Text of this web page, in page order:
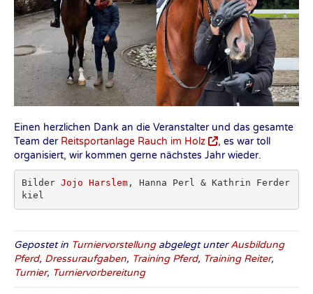
Einen herzlichen Dank an die Veranstalter und das gesamte
Team der Reitsportanlage Rauch im Holz
, es war toll
organisiert, wir kommen gerne nächstes Jahr wieder.
Bilder Jojo Harslem, Hanna Perl & Kathrin Ferder
kiel
Gepostet in Turniervorstellungabgelegt unterAusbildung
Pferd, Dressuraufgaben, Training Pferd, Training Reiter,
Turnier, Turniervorbereitung